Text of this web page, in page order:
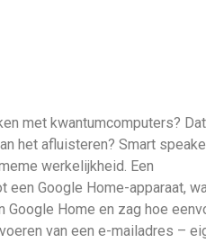
met kwantumcomputers?
het afluisteren? Smart
werkelijkheid. Een
Google Home-apparaat,
Home en zag hoe
van een e-mailadres –